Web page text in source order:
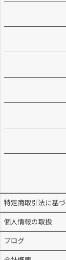
特定商取引法に基
個人情報の取扱
ブログ